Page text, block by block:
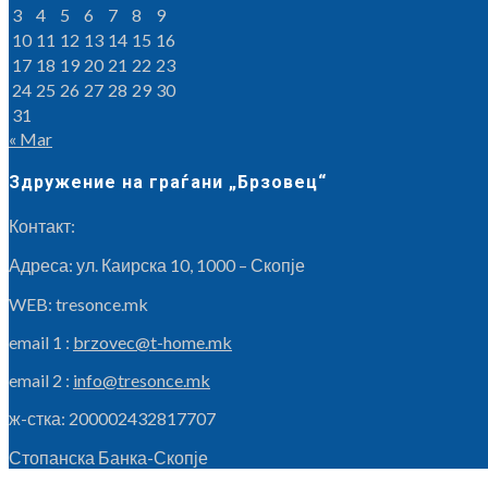
3
4 5 6 7 8
9
10 11 12 13 14 15 16
17 18 19 20 21 22 23
24 25 26 27 28 29 30
31
« Mar
Здружение на граѓани „Брзовец“
Контакт:
Адреса: ул. Каирска 10, 1000 – Скопје
WEB: tresonce.mk
email 1 : brzovec@t-home.mk
email 2 : info@tresonce.mk
ж-стка: 200002432817707
Стопанска Банка-Скопје